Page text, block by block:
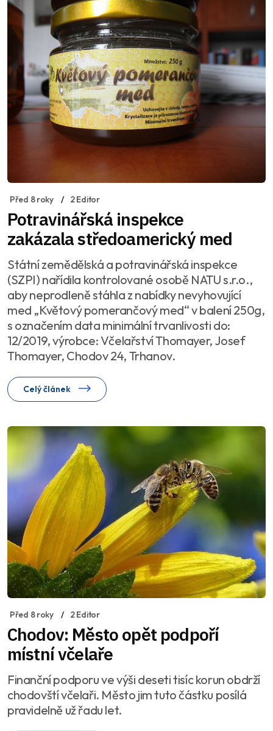
Před 8 roky 2 Editor
Potravinářská inspekce
zakázala středoamerický med
Státní zemědělská a potravinářská inspekce
(SZPI) nařídila kontrolované osobě NATU s.r.o.,
aby neprodleně stáhla z nabídky nevyhovující
med „Květový pomerančový med“ v balení 250g,
s označením data minimální trvanlivosti do:
12/2019, výrobce: Včelařství Thomayer, Josef
Thomayer, Chodov 24, Trhanov.
Celý článek
Před 8 roky 2 Editor
Chodov: Město opět podpoří
místní včelaře
Finanční podporu ve výši deseti tisíc korun obdrží
chodovští včelaři. Město jim tuto částku posílá
pravidelně už řadu let.